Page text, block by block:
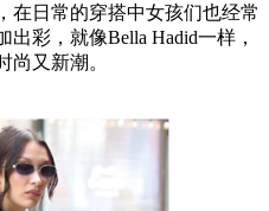
日常的穿搭中女孩们也经常
彩，就像Bella Hadid一样，
尚又新潮。